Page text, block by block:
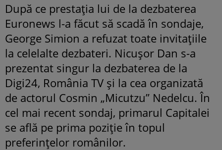
După ce prestația lui de la dezbaterea
Euronews l-a făcut să scadă în sondaje,
George Simion a refuzat toate invitațiile
la celelalte dezbateri. Nicușor Dan s-a
prezentat singur la dezbaterea de la
Digi24, România TV și la cea organizată
de actorul Cosmin „Micutzu” Nedelcu. În
cel mai recent sondaj, primarul Capitalei
se află pe prima poziție în topul
preferințelor românilor.